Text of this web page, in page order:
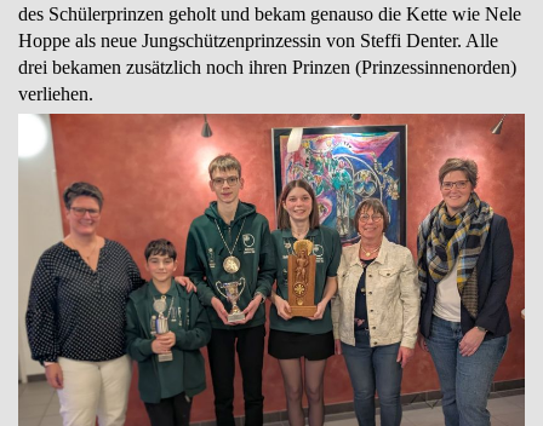
des Schülerprinzen geholt und bekam genauso die Kette wie Nele
Hoppe als neue Jungschützenprinzessin von Steffi Denter. Alle
drei bekamen zusätzlich noch ihren Prinzen (Prinzessinnenorden)
verliehen.